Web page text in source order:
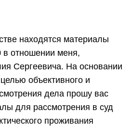
находятся материалы
отношении меня,
Сергеевича. На основании
объективного и
дела прошу вас
для рассмотрения в суд
проживания